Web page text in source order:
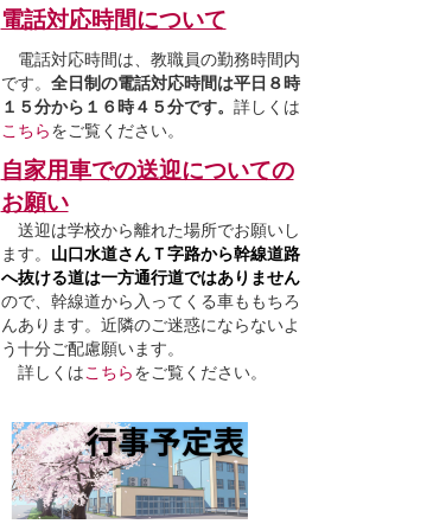
電話対応時間について
電話対応時間は、教職員の勤務時間内
です。 全日制の電話対応時間は平日８時
１５分から１６時４５分です。 詳しくは
こちらをご覧ください。
自家用車での送迎についての
お願い
送迎は学校から離れた場所でお願いし
ます。 山口水道さんＴ字路から幹線道路
へ抜ける道は一方通行道ではありません
ので、幹線道から入ってくる車ももちろ
んあります。近隣のご迷惑にならないよ
う十分ご配慮願います。
詳しくはこちらをご覧ください。